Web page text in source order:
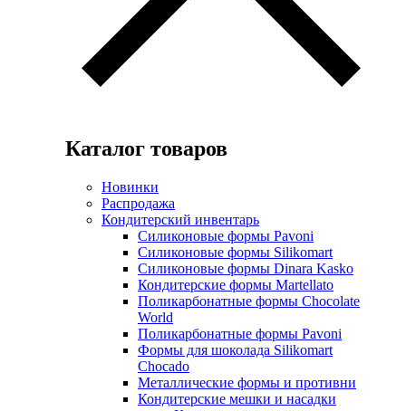
Каталог товаров
Новинки
Распродажа
Кондитерский инвентарь
Силиконовые формы Pavoni
Силиконовые формы Silikomart
Силиконовые формы Dinara Kasko
Кондитерские формы Martellato
Поликарбонатные формы Chocolate
World
Поликарбонатные формы Pavoni
Формы для шоколада Silikomart
Chocado
Металлические формы и противни
Кондитерские мешки и насадки